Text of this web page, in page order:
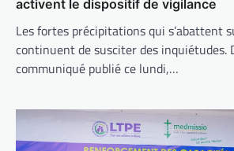
activent le dispositif de vigilance
Les fortes précipitations qui s’abattent
continuent de susciter des inquiétudes.
communiqué publié ce lundi,…